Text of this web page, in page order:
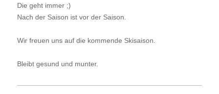
Die geht immer ;)
Nach der Saison ist vor der Saison.
Wir freuen uns auf die kommende Skisaison.
Bleibt gesund und munter.